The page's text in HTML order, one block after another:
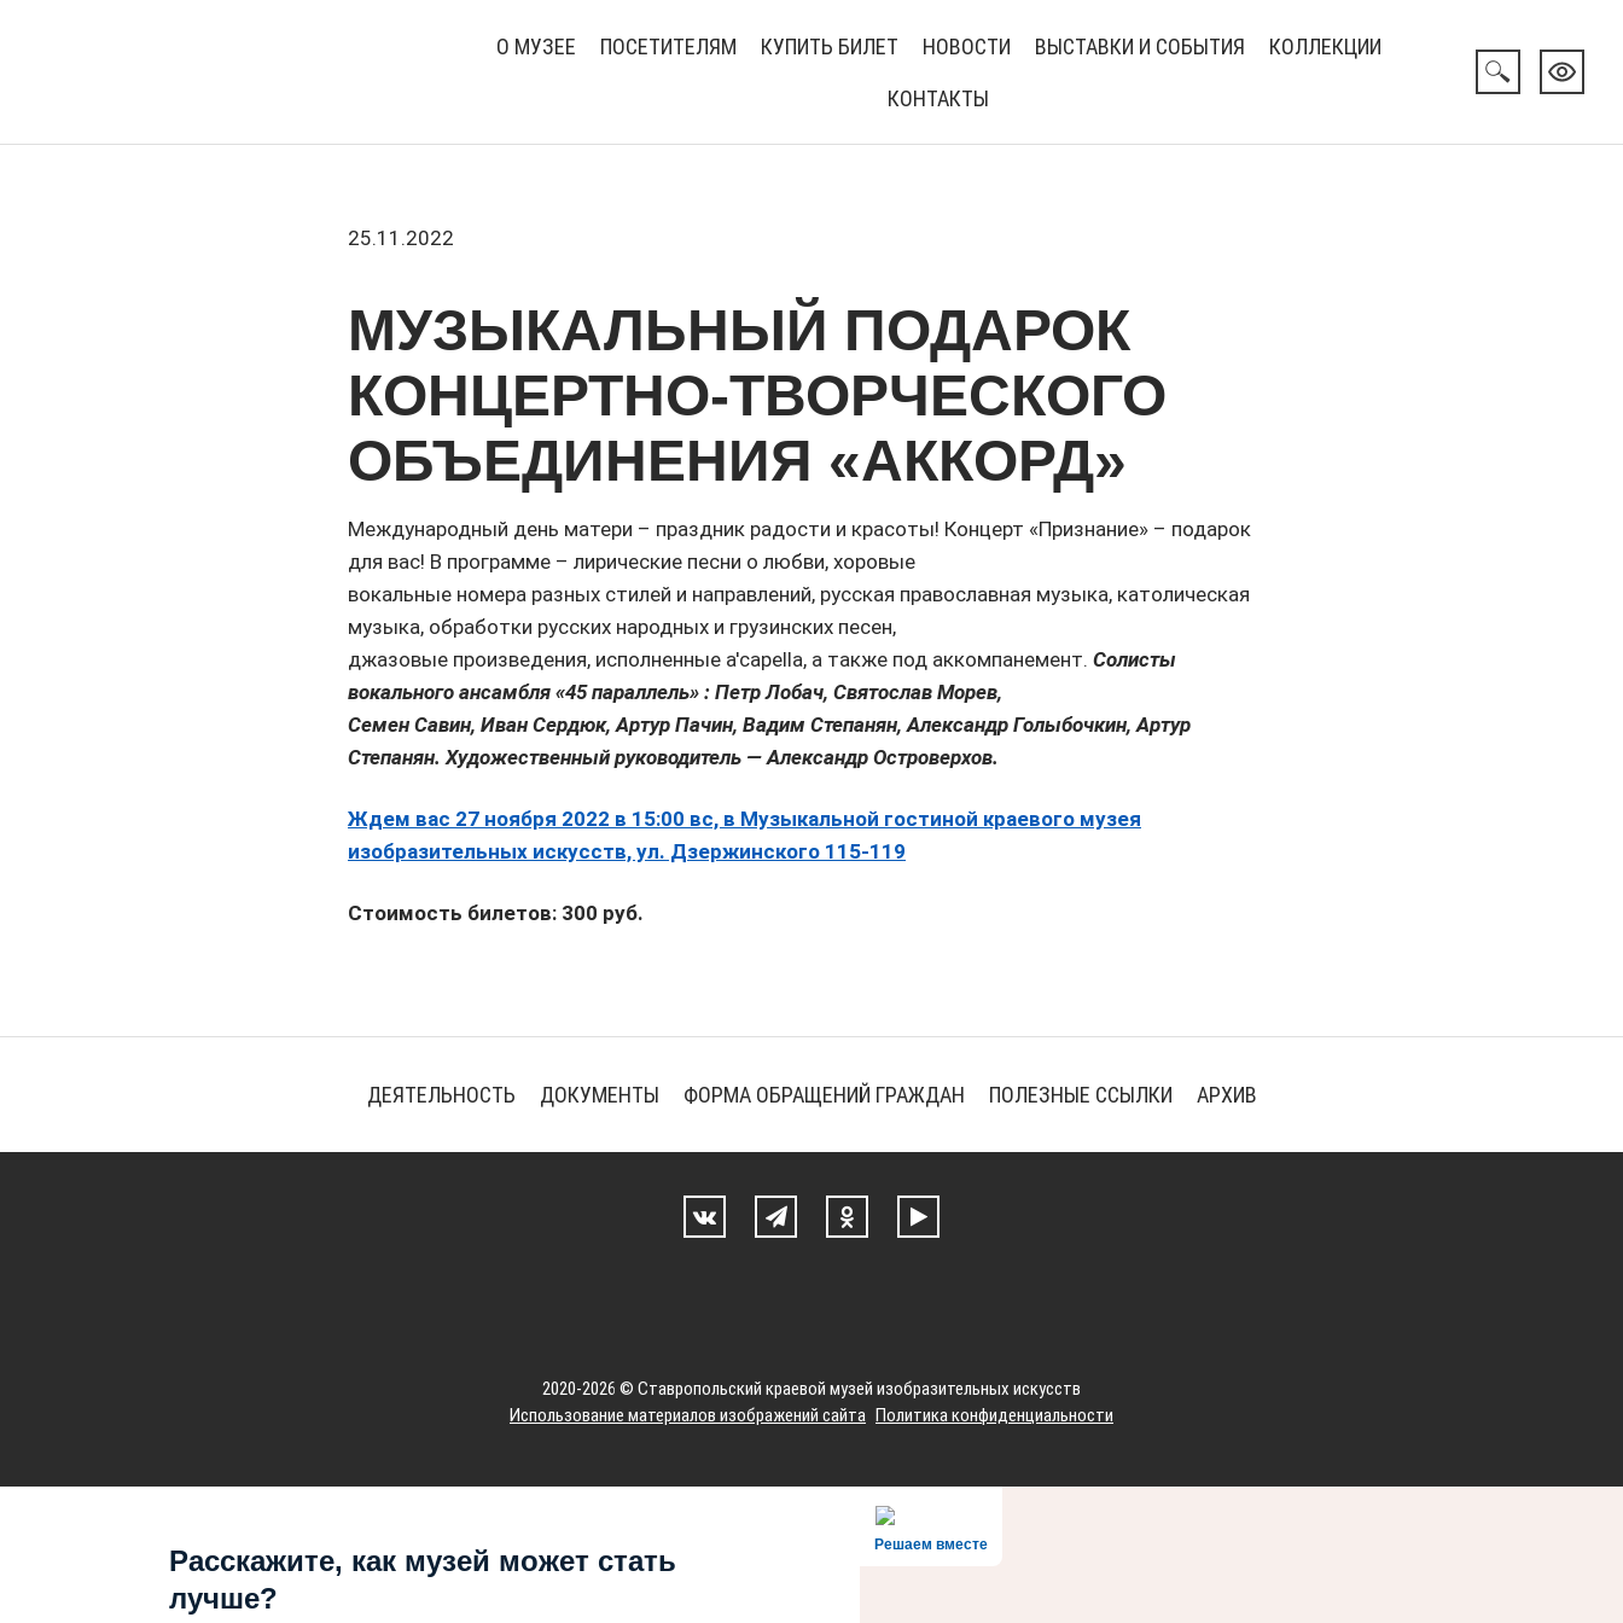
О МУЗЕЕ ПОСЕТИТЕЛЯМ КУПИТЬ БИЛЕТ НОВОСТИ ВЫСТАВКИ И СОБЫТИЯ КОЛЛЕКЦИИ
КОНТАКТЫ
25.11.2022
МУЗЫКАЛЬНЫЙ ПОДАРОК
КОНЦЕРТНО-ТВОРЧЕСКОГО
ОБЪЕДИНЕНИЯ «АККОРД»
Международный день матери – праздник радости и красоты! Концерт «Признание» – подарок
для вас! В программе – лирические песни о любви, хоровые
вокальные номера разных стилей и направлений, русская православная музыка, католическая
музыка, обработки русских народных и грузинских песен,
джазовые произведения, исполненные a'capella, а также под аккомпанемент. Солисты
вокального ансамбля «45 параллель» : Петр Лобач, Святослав Морев,
Семен Савин, Иван Сердюк, Артур Пачин, Вадим Степанян, Александр Голыбочкин, Артур
Степанян. Художественный руководитель — Александр Островерхов.
Ждем вас 27 ноября 2022 в 15:00 вс, в Музыкальной гостиной краевого музея
изобразительных искусств, ул. Дзержинского 115-119
Стоимость билетов: 300 руб.
ДЕЯТЕЛЬНОСТЬ ДОКУМЕНТЫ ФОРМА ОБРАЩЕНИЙ ГРАЖДАН ПОЛЕЗНЫЕ ССЫЛКИ АРХИВ
2020-2026 © Ставропольский краевой музей изобразительных искусств
Использование материалов изображений сайта Политика конфиденциальности
Решаем вместе
Расскажите, как музей может стать
лучше?